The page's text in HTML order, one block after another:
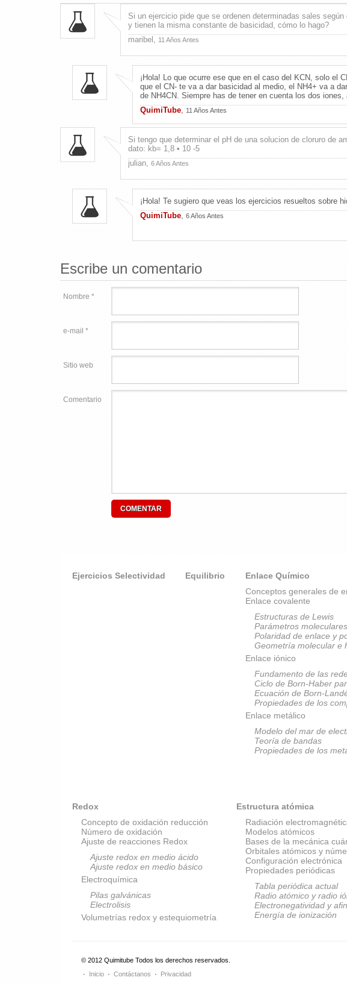
Si un ejercicio pide que se ordenen determinadas sales
y tienen la misma constante de basicidad, cómo lo hago?
maribel,
11 Años Antes
¡Hola! Lo que ocurre ese que en el caso del KCN, solo el
que el CN- te va a dar basicidad al medio, el NH4+ va a
de NH4CN. Siempre has de tener en cuenta los dos iones,
QuimiTube, 11 Años Antes
Si tengo que determinar el pH de una solucion de cloruro de
dato: kb= 1,8 • 10 -5
julian,
6 Años Antes
¡Hola! Te sugiero que veas los ejercicios resueltos sobre
QuimiTube, 6 Años Antes
Escribe un comentario
Nombre *
e-mail *
Sitio web
Comentario
Ejercicios Selectividad Equilibrio
Enlace Químico
Conceptos generales de
Enlace covalente
Estructuras de Lewis
Parámetros moleculares
Polaridad de enlace y
Geometría molecular e
Enlace iónico
Fundamento de las
Ciclo de Born-Haber
Ecuación de Born-
Propiedades de los
Enlace metálico
Modelo del mar de
Teoría de bandas
Propiedades de los
Redox
Concepto de oxidación reducción
Número de oxidación
Ajuste de reacciones Redox
Ajuste redox en medio ácido
Ajuste redox en medio básico
Electroquímica
Pilas galvánicas
Electrolisis
Volumetrías redox y estequiometría
Estructura atómica
Radiación
Modelos atómicos
Bases de la mecánica
Orbitales atómicos y
Configuración electrónica
Propiedades periódicas
Tabla periódica actual
Radio atómico y radio
Electronegatividad y
Energía de ionización
© 2012 Quimitube Todos los derechos reservados.
Inicio
Contáctanos Privacidad